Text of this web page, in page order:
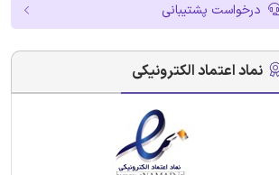
درخواست پشتیبانی
نماد اعتماد الکترونیکی